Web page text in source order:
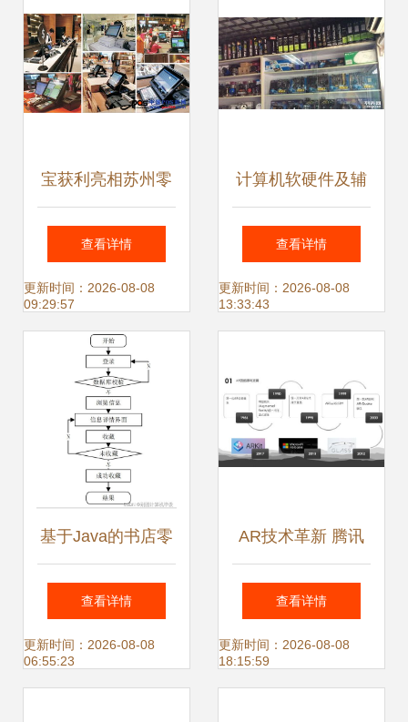
硬件及辅助设备零
售
宝获利亮相苏州零
售业博览会，引领
高端计算机软硬件
零售新潮流
查看详情
更新时间：2026-08-08
09:29:57
计算机软硬件及辅
助设备零售及维修
连接技术与生活的
查看详情
更新时间：2026-08-08
13:33:43
基于Java的书店零
售管理系统设计与
实现
查看详情
更新时间：2026-08-08
06:55:23
AR技术革新 腾讯
大牛QCon大会解
读识别与渲染技术
查看详情
更新时间：2026-08-08
18:15:59